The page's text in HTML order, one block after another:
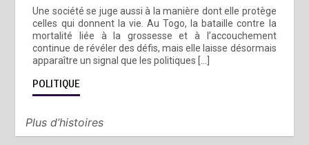
Une société se juge aussi à la manière dont elle protège
celles qui donnent la vie. Au Togo, la bataille contre la
mortalité liée à la grossesse et à l’accouchement
continue de révéler des défis, mais elle laisse désormais
apparaître un signal que les politiques […]
POLITIQUE
Plus d’histoires